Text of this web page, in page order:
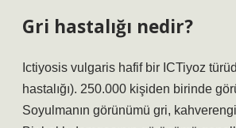
Gri hastalığı nedir?
Ictiyosis vulgaris hafif bir ICTiyoz
hastalığı). 250.000 kişiden birinde
Soyulmanın görünümü gri,